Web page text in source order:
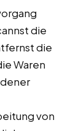
die
die
Waren
von